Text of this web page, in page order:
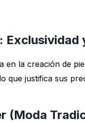
Exclusividad
en la creación de
que justifica sus
(Moda